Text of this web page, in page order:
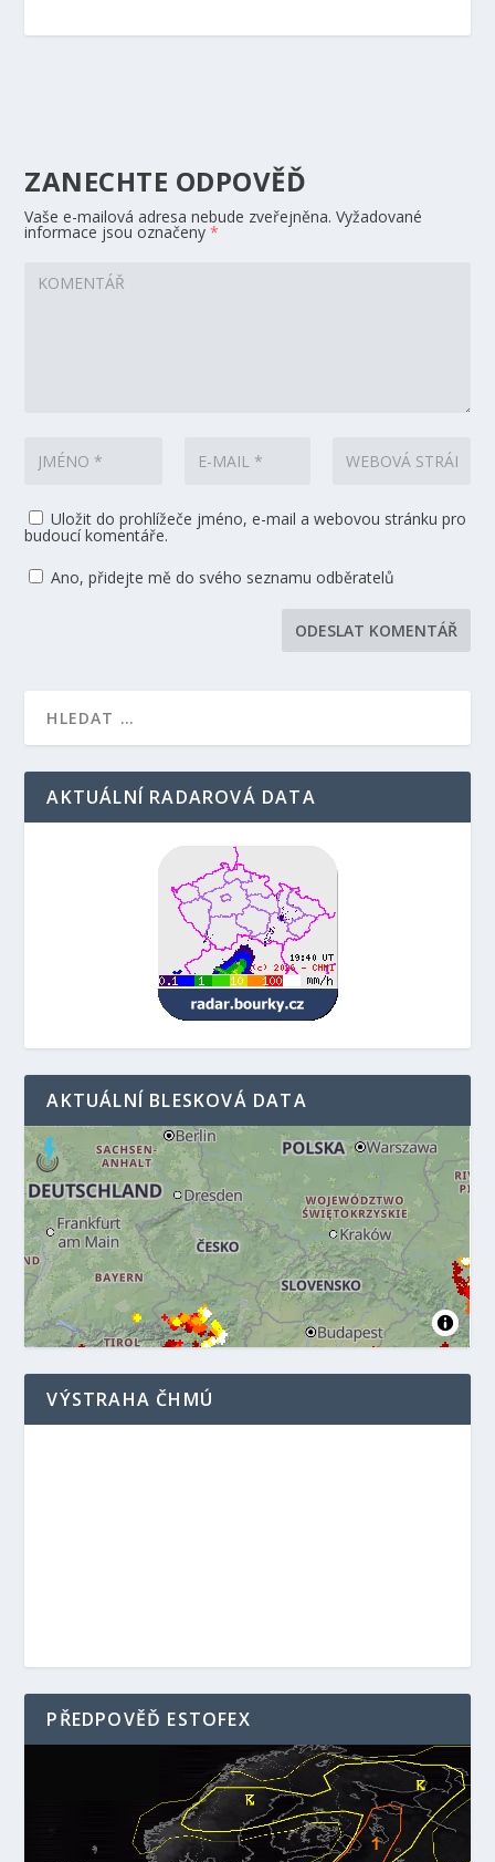
ZANECHTE ODPOVĚĎ
Vaše e-mailová adresa nebude zveřejněna. Vyžadované
informace jsou označeny*
Uložit do prohlížeče jméno, e-mail a webovou stránku pro
budoucí komentáře.
Ano, přidejte mě do svého seznamu odběratelů
AKTUÁLNÍ RADAROVÁ DATA
AKTUÁLNÍ BLESKOVÁ DATA
VÝSTRAHA ČHMÚ
PŘEDPOVĚĎ ESTOFEX